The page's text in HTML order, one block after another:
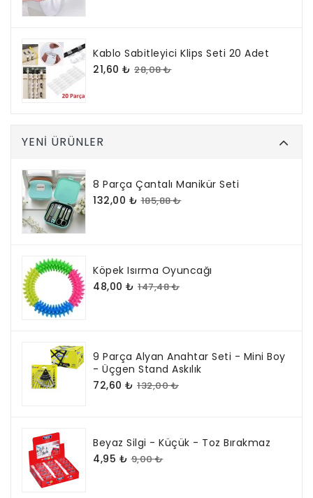
Kablo Sabitleyici Klips Seti 20 Adet
21,60 ₺ 28,08 ₺
YENI ÜRÜNLER
8 Parça Çantalı Manikür Seti
132,00 ₺ 185,88 ₺
Köpek Isırma Oyuncağı
48,00 ₺ 147,48 ₺
9 Parça Alyan Anahtar Seti - Mini Boy
- Üçgen Stand Askılık
72,60 ₺ 132,00 ₺
Beyaz Silgi - Küçük - Toz Bırakmaz
4,95 ₺ 9,00 ₺